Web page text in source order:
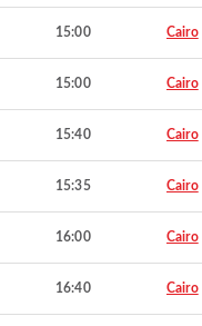
15:00 Cairo
15:00 Cairo
15:40 Cairo
15:35 Cairo
16:00 Cairo
16:40 Cairo